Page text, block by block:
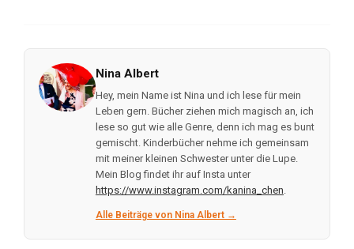
Nina Albert
Hey, mein Name ist Nina und ich lese für mein
Leben gern. Bücher ziehen mich magisch an, ich
lese so gut wie alle Genre, denn ich mag es bunt
gemischt. Kinderbücher nehme ich gemeinsam
mit meiner kleinen Schwester unter die Lupe.
Mein Blog findet ihr auf Insta unter
https://www.instagram.com/kanina_chen
Alle Beiträge von Nina Albert →